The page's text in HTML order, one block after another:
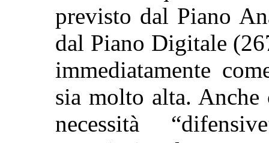
previsto dal Piano
dal Piano Digitale
immediatamente
sia molto alta. Anche
necessità